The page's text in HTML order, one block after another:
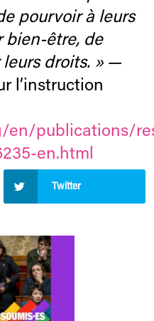
pourvoir à leurs
bien-être, de
leurs droits. »—
l’instruction
en/publications/
en.html
Twitter